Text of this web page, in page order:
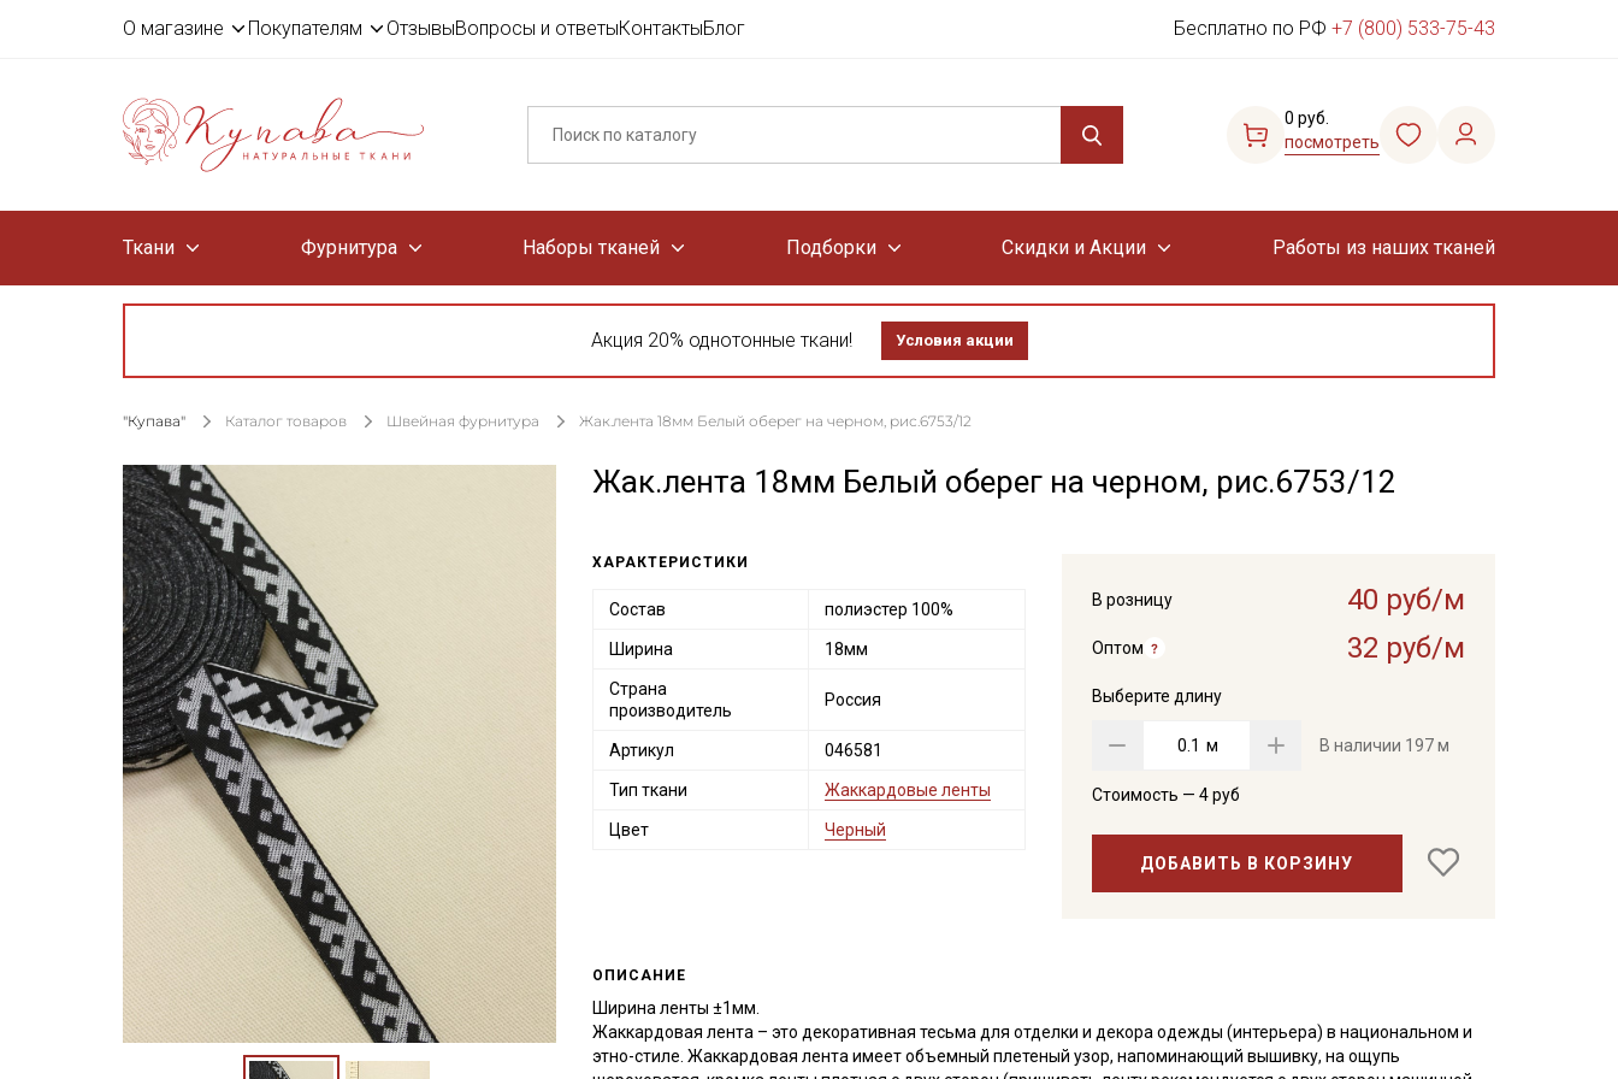
О магазине Покупателям ОтзывыВопросы и ответыКонтактыБлог Бесплатно по РФ +7 (800) 533-75-43
0 руб.
посмотреть
Ткани Фурнитура Наборы тканей Подборки Скидки и Акции Работы из наших тканей
Акция 20% однотонные ткани! Условия акции
"Купава" Каталог товаров Швейная фурнитура Жак.лента 18мм Белый оберег на черном, рис.6753/12
Жак.лента 18мм Белый оберег на черном, рис.6753/12
В розницу 40 руб/м
Оптом 32 руб/м
Выберите длину
м В наличии 197 м
Стоимость — 4руб
ДОБАВИТЬ В КОРЗИНУ
ХАРАКТЕРИСТИКИ
Состав полиэстер 100%
Ширина 18мм
Страна
производитель
Россия
Артикул 046581
Тип ткани Жаккардовые ленты
Цвет Черный
ОПИСАНИЕ
Ширина ленты ±1мм.
Жаккардовая лента – это декоративная тесьма для отделки и декора одежды (интерьера) в национальном и
этно-стиле. Жаккардовая лента имеет объемный плетеный узор, напоминающий вышивку, на ощупь